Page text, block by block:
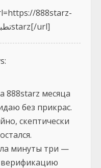
apk21.com/]تطبيق 888starz[/url]
888starz месяца
без прикрас.
скептически
минуты три —
верификацию